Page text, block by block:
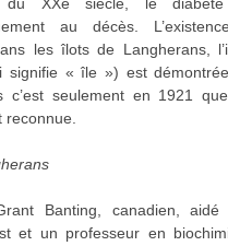
au décès.
les îlots de Langherans,
signifie « île ») est
c’est seulement en 1921
reconnue.
Banting, canadien,
et un professeur en